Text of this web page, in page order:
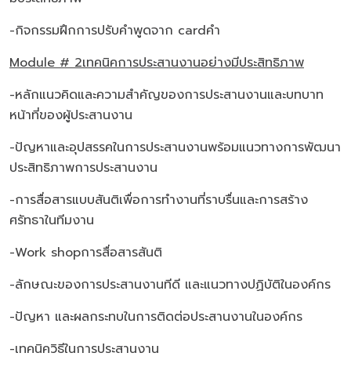
-กิจกรรมฝึกการปรับคำพูดจาก cardคำ
Module # 2เทคนิคการประสานงานอย่างมีประสิทธิภาพ
-หลักแนวคิดและความสำคัญของการประสานงานและบทบาท
หน้าที่ของผู้ประสานงาน
-ปัญหาและอุปสรรคในการประสานงานพร้อมแนวทางการพัฒนา
ประสิทธิภาพการประสานงาน
-การสื่อสารแบบสันติเพื่อการทำงานที่ราบรื่นและการสร้าง
ศรัทธาในทีมงาน
-Work shopการสื่อสารสันติ
-ลักษณะของการประสานงานทีดี และแนวทางปฏิบัติในองค์กร
-ปัญหา และผลกระทบในการติดต่อประสานงานในองค์กร
-เทคนิควิธีในการประสานงาน